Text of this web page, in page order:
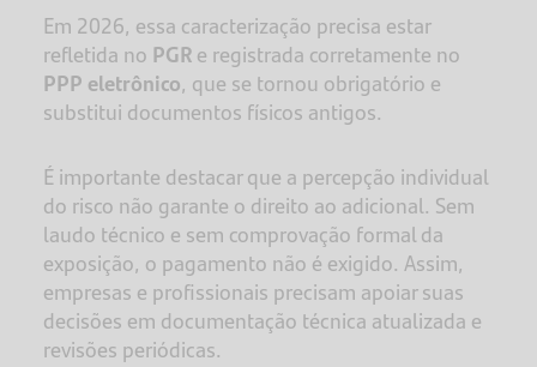
Em 2026, essa caracterização precisa estar
refletida no PGRe registrada corretamente no
PPP eletrônico, que se tornou obrigatório e
substitui documentos físicos antigos.
É importante destacar que a percepção individual
do risco não garante o direito ao adicional. Sem
laudo técnico e sem comprovação formal da
exposição, o pagamento não é exigido. Assim,
empresas e profissionais precisam apoiar suas
decisões em documentação técnica atualizada e
revisões periódicas.